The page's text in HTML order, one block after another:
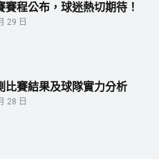
賽程公布，球迷熱切期待！
29 日
比賽結果及球隊實力分析
28 日